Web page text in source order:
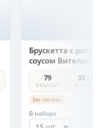
Брускетта с
соусом Вителло
79
ККАЛ/ШТ
35 г
ВЕС ШТ.
Без лактозы
В наборе